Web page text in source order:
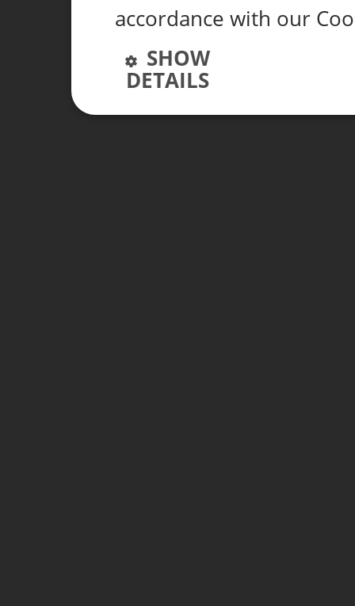
accordance with our
SHOW
DETAILS